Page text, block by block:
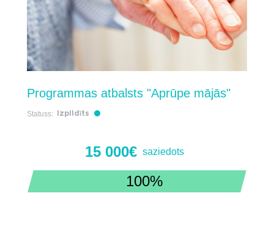
Programmas atbalsts "Aprūpe mājās"
Statuss: Izpildīts
15 000€ saziedots
100%